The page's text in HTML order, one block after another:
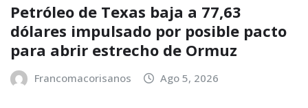
Petróleo de Texas baja a 77,63
dólares impulsado por posible pacto
para abrir estrecho de Ormuz
Francomacorisanos Ago 5, 2026